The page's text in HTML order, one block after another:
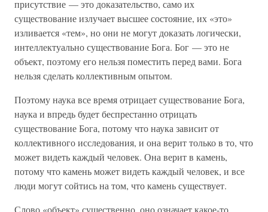
присутствие — это доказательство, само их
существование излучает высшее состояние, их «это»
изливается «тем», но они не могут доказать логически,
интеллектуально существование Бога. Бог — это не
объект, поэтому его нельзя поместить перед вами. Бога
нельзя сделать коллективным опытом.
Поэтому наука все время отрицает существование Бога,
наука и впредь будет беспрестанно отрицать
существование Бога, потому что наука зависит от
коллективного исследования, и она верит только в то, что
может видеть каждый человек. Она верит в камень,
потому что камень может видеть каждый человек, и все
люди могут сойтись на том, что камень существует.
Слово «объект» существенно, оно означает какое-то